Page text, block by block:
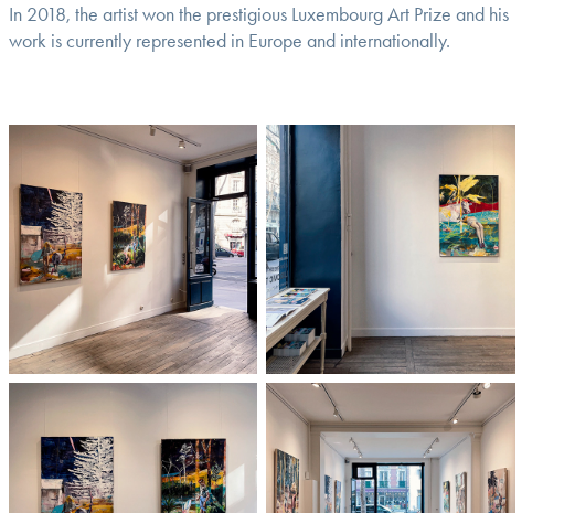
In 2018, the artist won the prestigious Luxembourg Art Prize and his
work is currently represented in Europe and internationally.